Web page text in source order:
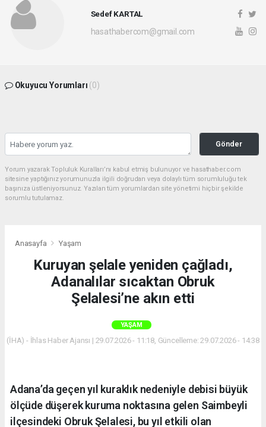
Sedef KARTAL
hasathabercom@gmail.com
Okuyucu Yorumları (0)
Gönder
Yorum yazarak Topluluk Kuralları’nı kabul etmiş bulunuyor ve hasathaber.com
sitesine yaptığınız yorumunuzla ilgili doğrudan veya dolaylı tüm sorumluluğu tek
başınıza üstleniyorsunuz. Yazılan tüm yorumlardan site yönetimi hiçbir şekilde
sorumlu tutulamaz.
Anasayfa Yaşam
Kuruyan şelale yeniden çağladı,
Adanalılar sıcaktan Obruk
Şelalesi’ne akın etti
YAŞAM
(İHA) - İhlas Haber Ajansı | 29.07.2026 - 11:18, Güncelleme: 29.07.2026 - 14:38
Adana’da geçen yıl kuraklık nedeniyle debisi büyük
ölçüde düşerek kuruma noktasına gelen Saimbeyli
ilçesindeki Obruk Şelalesi, bu yıl etkili olan